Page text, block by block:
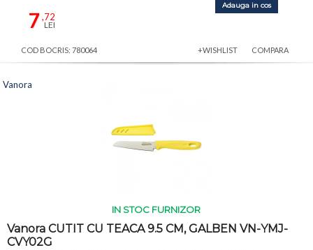
7,72
LEI
Adauga in cos
COD BOCRIS: 780064 +WISHLIST COMPARA
IN STOC FURNIZOR
Vanora CUTIT CU TEACA 9.5 CM, GALBEN VN-YMJ-
CVY02G
Vanora